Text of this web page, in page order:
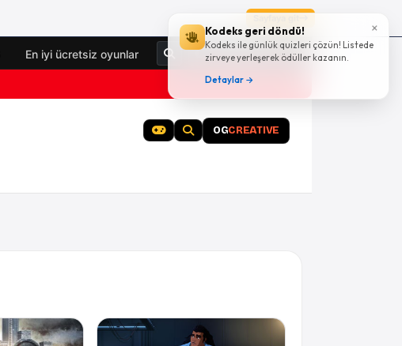
×
Kodeks geri döndü!
Kodeks ile günlük quizleri çözün! Listede
zirveye yerleşerek ödüller kazanın.
Detaylar →
En iyi ücretsiz oyunlar Giriş Yap
OGCREATIVE